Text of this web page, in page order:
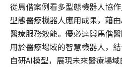
從馬偕案例看多型態機器人協
型態醫療機器人應用成果，藉
醫療服務效能。優必達與馬偕
用於醫療場域的智慧機器人，
自研AI模型，展現未來醫療場